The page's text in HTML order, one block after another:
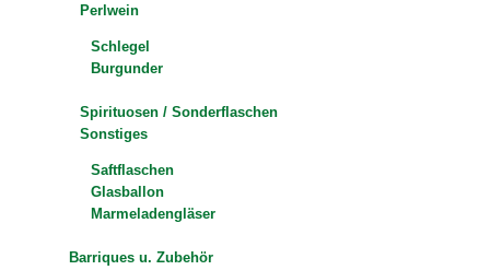
Perlwein
Schlegel
Burgunder
Spirituosen / Sonderflaschen
Sonstiges
Saftflaschen
Glasballon
Marmeladengläser
Barriques u. Zubehör